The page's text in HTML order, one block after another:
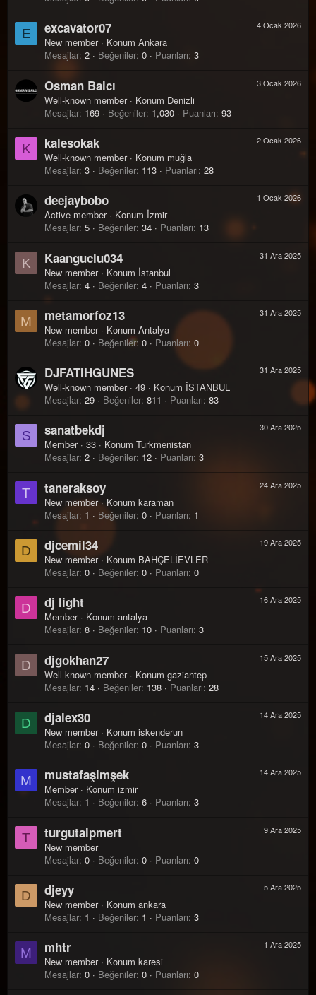
E
4 Ocak 2026
excavator07
New member · Konum Ankara
Mesajlar 2 Beğeniler 0 Puanları 3
3 Ocak 2026
Osman Balcı
Well-known member · Konum Denizli
Mesajlar 169 Beğeniler 1,030 Puanları 93
K
2 Ocak 2026
kalesokak
Well-known member · Konum muğla
Mesajlar 3 Beğeniler 113 Puanları 28
1 Ocak 2026
deejaybobo
Active member · Konum İzmir
Mesajlar 5 Beğeniler 34 Puanları 13
K
31 Ara 2025
Kaanguclu034
New member · Konum İstanbul
Mesajlar 4 Beğeniler 4 Puanları 3
M
31 Ara 2025
metamorfoz13
New member · Konum Antalya
Mesajlar 0 Beğeniler 0 Puanları 0
31 Ara 2025
DJFATIHGUNES
Well-known member · 49 · Konum İSTANBUL
Mesajlar 29 Beğeniler 811 Puanları 83
S
30 Ara 2025
sanatbekdj
Member · 33 · Konum Turkmenistan
Mesajlar 2 Beğeniler 12 Puanları 3
T
24 Ara 2025
taneraksoy
New member · Konum karaman
Mesajlar 1 Beğeniler 0 Puanları 1
D
19 Ara 2025
djcemil34
New member · Konum BAHÇELİEVLER
Mesajlar 0 Beğeniler 0 Puanları 0
D
16 Ara 2025
dj light
Member · Konum antalya
Mesajlar 8 Beğeniler 10 Puanları 3
D
15 Ara 2025
djgokhan27
Well-known member · Konum gaziantep
Mesajlar 14 Beğeniler 138 Puanları 28
D
14 Ara 2025
djalex30
New member · Konum iskenderun
Mesajlar 0 Beğeniler 0 Puanları 3
M
14 Ara 2025
mustafaşimşek
Member · Konum izmir
Mesajlar 1 Beğeniler 6 Puanları 3
T
9 Ara 2025
turgutalpmert
New member
Mesajlar 0 Beğeniler 0 Puanları 0
D
5 Ara 2025
djeyy
New member · Konum ankara
Mesajlar 1 Beğeniler 1 Puanları 3
M
1 Ara 2025
mhtr
New member · Konum karesi
Mesajlar 0 Beğeniler 0 Puanları 0